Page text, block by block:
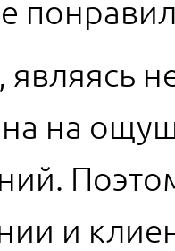
являясь
на
и